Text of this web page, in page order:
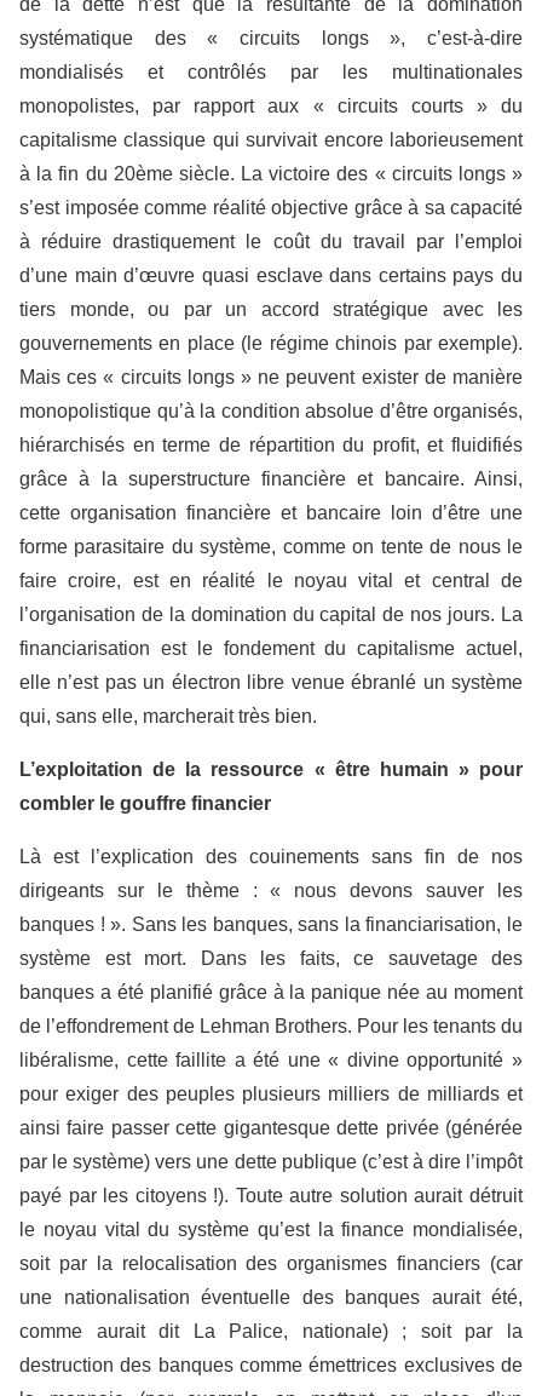
de la dette n’est que la résultante de la domination
systématique des « circuits longs », c’est-à-dire
mondialisés et contrôlés par les multinationales
monopolistes, par rapport aux « circuits courts » du
capitalisme classique qui survivait encore laborieusement
à la fin du 20ème siècle. La victoire des « circuits longs »
s’est imposée comme réalité objective grâce à sa capacité
à réduire drastiquement le coût du travail par l’emploi
d’une main d’œuvre quasi esclave dans certains pays du
tiers monde, ou par un accord stratégique avec les
gouvernements en place (le régime chinois par exemple).
Mais ces « circuits longs » ne peuvent exister de manière
monopolistique qu’à la condition absolue d’être organisés,
hiérarchisés en terme de répartition du profit, et fluidifiés
grâce à la superstructure financière et bancaire. Ainsi,
cette organisation financière et bancaire loin d’être une
forme parasitaire du système, comme on tente de nous le
faire croire, est en réalité le noyau vital et central de
l’organisation de la domination du capital de nos jours. La
financiarisation est le fondement du capitalisme actuel,
elle n’est pas un électron libre venue ébranlé un système
qui, sans elle, marcherait très bien.
L’exploitation de la ressource « être humain » pour
combler le gouffre financier
Là est l’explication des couinements sans fin de nos
dirigeants sur le thème : « nous devons sauver les
banques ! ». Sans les banques, sans la financiarisation, le
système est mort. Dans les faits, ce sauvetage des
banques a été planifié grâce à la panique née au moment
de l’effondrement de Lehman Brothers. Pour les tenants du
libéralisme, cette faillite a été une « divine opportunité »
pour exiger des peuples plusieurs milliers de milliards et
ainsi faire passer cette gigantesque dette privée (générée
par le système) vers une dette publique (c’est à dire l’impôt
payé par les citoyens !). Toute autre solution aurait détruit
le noyau vital du système qu’est la finance mondialisée,
soit par la relocalisation des organismes financiers (car
une nationalisation éventuelle des banques aurait été,
comme aurait dit La Palice, nationale) ; soit par la
destruction des banques comme émettrices exclusives de